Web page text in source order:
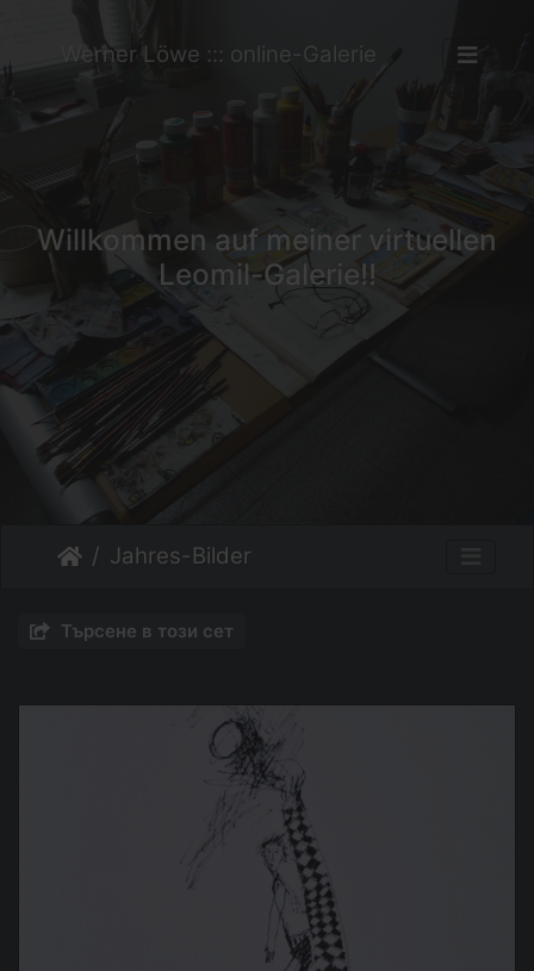
Werner Löwe ::: online-Galerie
Willkommen auf meiner virtuellen
Leomil-Galerie!!
Jahres-Bilder
Търсене в този сет